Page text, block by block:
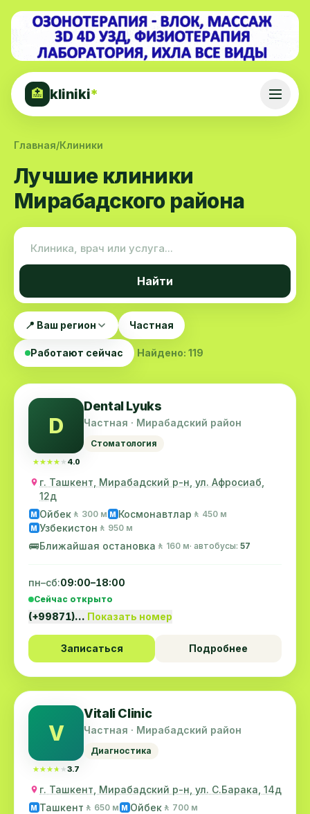
🏥 kliniki*
Главная/Клиники
Лучшие клиники
Мирабадского района
Найти
📍 Ваш регион Частная
Работают сейчас Найдено: 119
D
★★★★★
★★★★★ 4.0
Dental Lyuks
Частная · Мирабадский район
Стоматология
г. Ташкент, Мирабадский р-н, ул. Афросиаб,
12д
M Ойбек 🚶 300 м M Космонавтлар 🚶 450 м
M Узбекистон 🚶 950 м
🚌Ближайшая остановка 🚶 160 м· автобусы: 57
пн–сб:09:00–18:00
Сейчас открыто
(+99871)… Показать номер
Записаться Подробнее
V
★★★★★
★★★★★3.7
Vitali Clinic
Частная · Мирабадский район
Диагностика
г. Ташкент, Мирабадский р-н, ул. С.Барака, 14д
M Ташкент 🚶 650 м M Ойбек 🚶 700 м